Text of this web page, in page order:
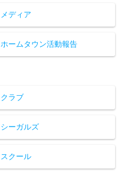
メディア
ホームタウン活動報告
クラブ
シーガルズ
スクール